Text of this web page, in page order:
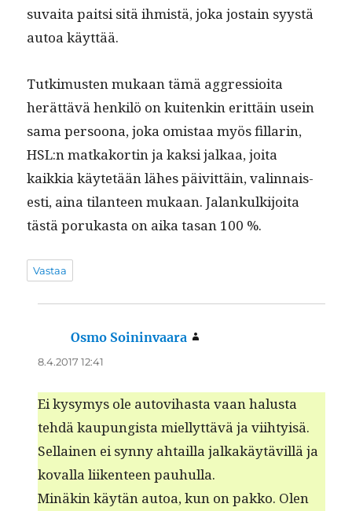
suvai­ta pait­si sitä ihmistä, joka jostain syys­tä
autoa käyttää.
Tutkimusten mukaan tämä aggres­sioi­ta
herät­tävä henkilö on kuitenkin erit­täin usein
sama per­soona, joka omis­taa myös fil­lar­in,
HSL:n matkako­rtin ja kak­si jalkaa, joi­ta
kaikkia käytetään läh­es päivit­täin, valin­nais­
es­ti, aina tilanteen mukaan. Jalankulk­i­joi­ta
tästä porukas­ta on aika tasan 100 %.
Vastaa
Osmo Soininvaara
8.4.2017 12:41
Ei kysymys ole autovi­has­ta vaan halus­ta
tehdä kaupungista miel­lyt­tävä ja viihty­isä.
Sel­l­ainen ei syn­ny ahtail­la jalka­käytävil­lä ja
koval­la liiken­teen pauhulla.
Minäkin käytän autoa, kun on pakko. Olen